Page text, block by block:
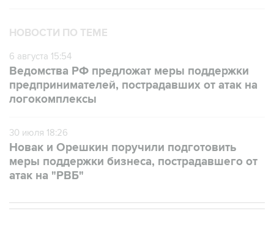
НОВОСТИ ПО ТЕМЕ
6 августа 15:54
Ведомства РФ предложат меры поддержки
предпринимателей, пострадавших от атак на
логокомплексы
30 июля 18:26
Новак и Орешкин поручили подготовить
меры поддержки бизнеса, пострадавшего от
атак на "РВБ"